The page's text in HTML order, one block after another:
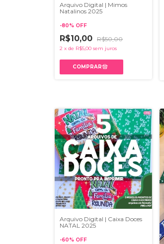
Arquivo Digital | Mimos
Natalinos 2025
-80% OFF
R$10,00 R$50,00
2 x de R$5,00 sem juros
Arquivo Digital | Caixa Doces
NATAL 2025
-60% OFF